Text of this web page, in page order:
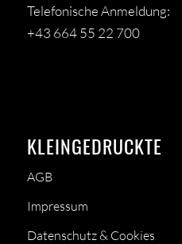
Telefonische Anmeldung:
+43 664 55 22 700
KLEINGEDRUCKTE
AGB
Impressum
Datenschutz & Cookies